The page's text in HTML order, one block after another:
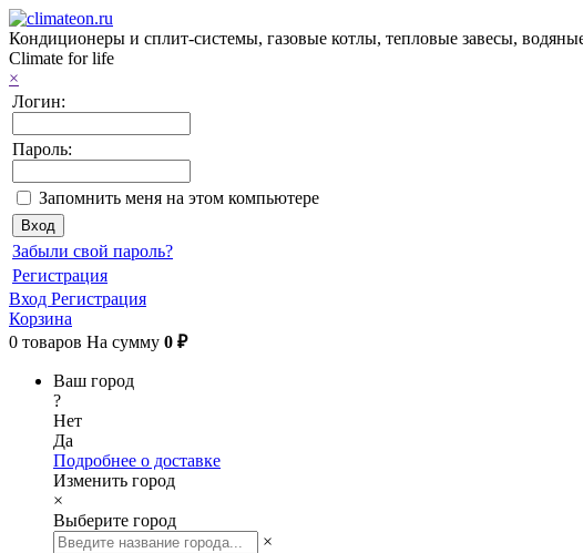
Кондиционеры и сплит-системы, газовые котлы, тепловые завесы,
Climate for life
×
Логин:
Пароль:
Запомнить меня на этом компьютере
Забыли свой пароль?
Регистрация
Вход Регистрация
Корзина
0 товаров На сумму 0 ₽
Ваш город
?
Нет
Да
Подробнее о доставке
Изменить город
×
Выберите город
×